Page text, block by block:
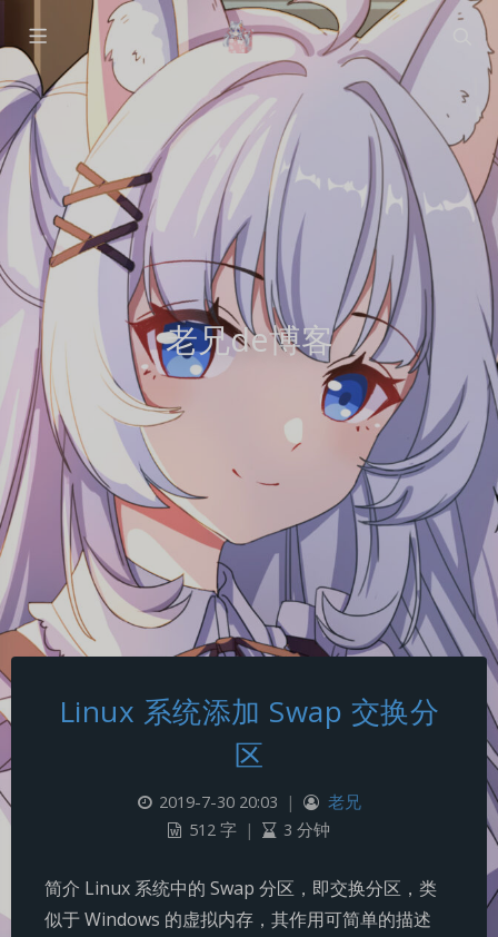
老兄de博客
Linux 系统添加 Swap 交换分
区
2019-7-30 20:03 |
老兄
512 字 | 3 分钟
简介 Linux 系统中的 Swap 分区，即交换分区，类
似于 Windows 的虚拟内存，其作用可简单的描述